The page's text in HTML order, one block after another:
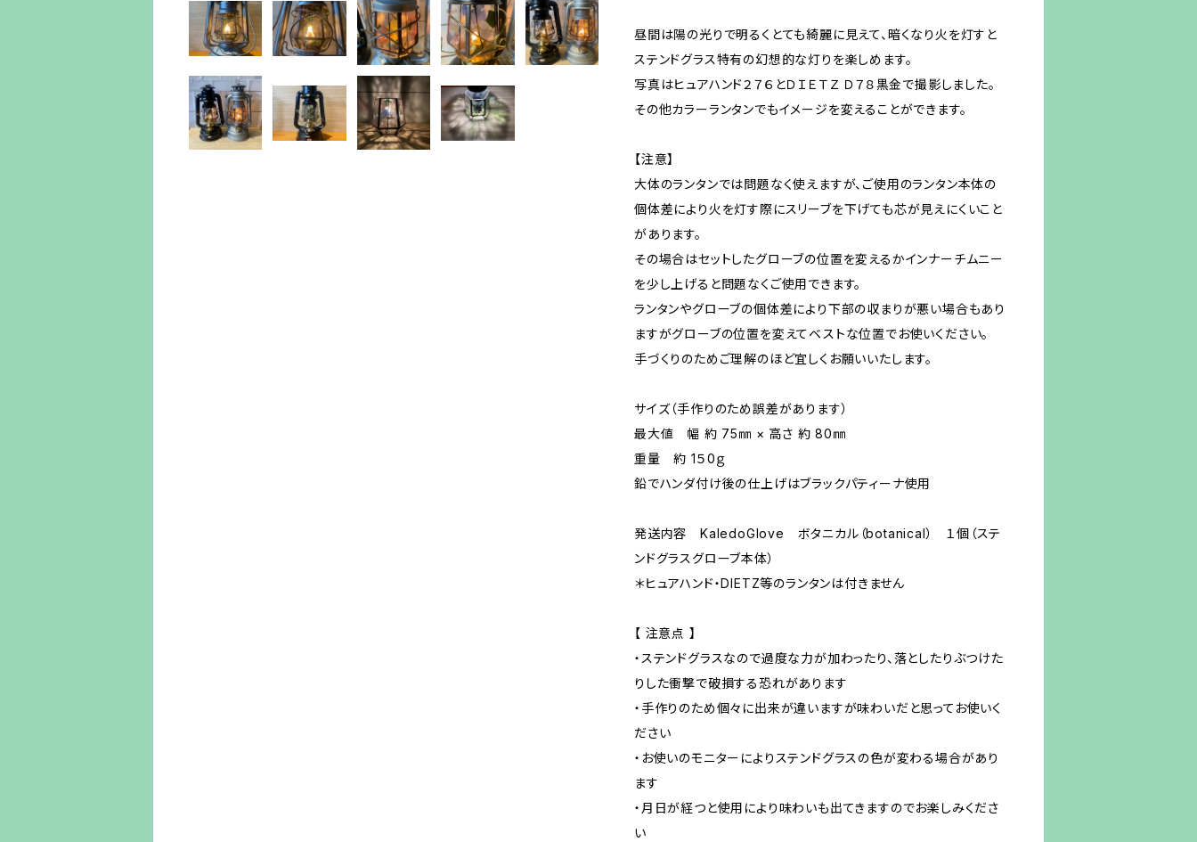
昼間は陽の光りで明るくとても綺麗に見えて、暗くなり火を灯すと
ステンドグラス特有の幻想的な灯りを楽しめます。
写真はヒュアハンド２７６とＤＩＥＴＺ Ｄ７８黒金で撮影しました。
その他カラーランタンでもイメージを変えることができます。
【注意】
大体のランタンでは問題なく使えますが、ご使用のランタン本体の
個体差により火を灯す際にスリーブを下げても芯が見えにくいこと
があります。
その場合はセットしたグローブの位置を変えるかインナーチムニー
を少し上げると問題なくご使用できます。
ランタンやグローブの個体差により下部の収まりが悪い場合もあり
ますがグローブの位置を変えてベストな位置でお使いください。
手づくりのためご理解のほど宜しくお願いいたします。
サイズ（手作りのため誤差があります）
最大値 幅 約 75㎜ × 高さ 約 80㎜
重量 約 1５0ｇ
鉛でハンダ付け後の仕上げはブラックパティーナ使用
発送内容 KaledoGlove ボタニカル（botanical） １個（ステ
ンドグラスグローブ本体）
＊ヒュアハンド・DIETZ等のランタンは付きません
【 注意点 】
・ステンドグラスなので過度な力が加わったり、落としたりぶつけた
りした衝撃で破損する恐れがあります
・手作りのため個々に出来が違いますが味わいだと思ってお使いく
ださい
・お使いのモニターによりステンドグラスの色が変わる場合があり
ます
・月日が経つと使用により味わいも出てきますのでお楽しみくださ
い